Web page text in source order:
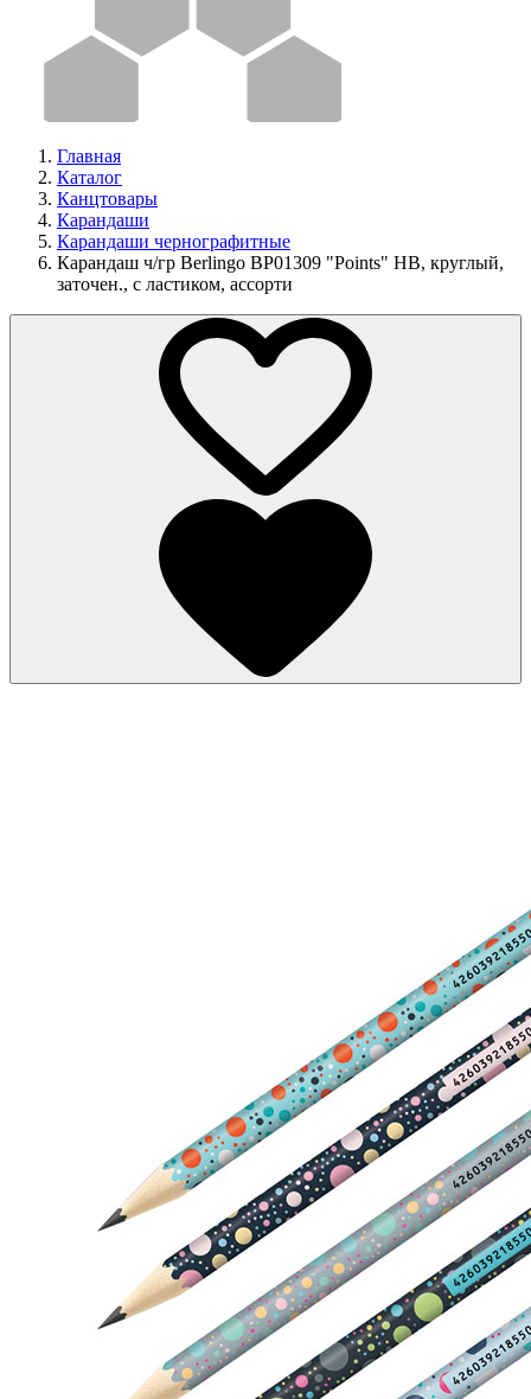
Главная
Каталог
Канцтовары
Карандаши
Карандаши чернографитные
Карандаш ч/гр Berlingo BP01309 "Points" HB, круглый,
заточен., с ластиком, ассорти